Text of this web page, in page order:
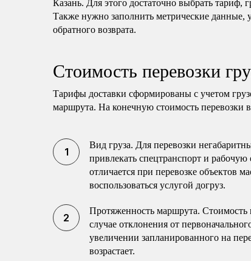
Казань. Для этого достаточно выбрать тариф,
Также нужно заполнить метрические данные,
обратного возврата.
Стоимость перевозки
Тарифы доставки сформированы с учетом
маршрута. На конечную стоимость перевозки
Вид груза. Для перевозки
привлекать спецтранспорт и
отличается при перевозке объектов
воспользоваться услугой догруз.
Протяженность маршрута.
случае отклонения от
увеличении запланированного на
возрастает.